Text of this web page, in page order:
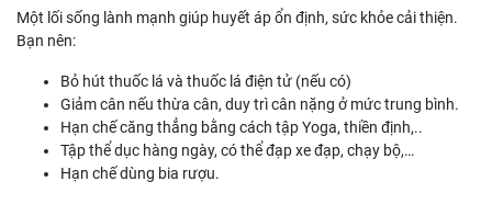
Một lối sống lành mạnh giúp huyết áp ổn định, sức khỏe cải thiện.
Bạn nên:
Bỏ hút thuốc lá và thuốc lá điện tử (nếu có)
Giảm cân nếu thừa cân, duy trì cân nặng ở mức trung bình.
Hạn chế căng thẳng bằng cách tập Yoga, thiền định,..
Tập thể dục hàng ngày, có thể đạp xe đạp, chạy bộ,…
Hạn chế dùng bia rượu.